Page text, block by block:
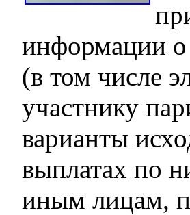
информации о
(в том числе
участнику
варианты
выплатах по
иным лицам,